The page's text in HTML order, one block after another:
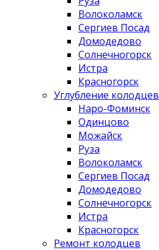
Волоколамск
Сергиев Посад
Домодедово
Солнечногорск
Истра
Красногорск
Углубление колодцев
Наро-Фоминск
Одинцово
Можайск
Руза
Волоколамск
Сергиев Посад
Домодедово
Солнечногорск
Истра
Красногорск
Ремонт колодцев